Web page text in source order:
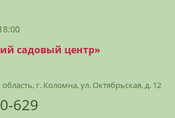
садовый центр»
г. Коломна, ул. Октябрьская, д. 12
629